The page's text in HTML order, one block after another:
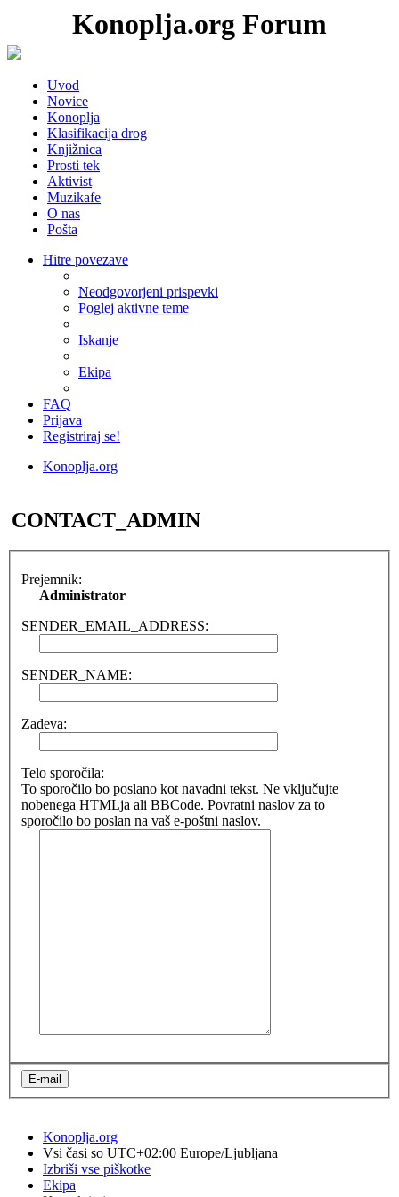
Konoplja.org Forum
Uvod
Novice
Konoplja
Klasifikacija drog
Knjižnica
Prosti tek
Aktivist
Muzikafe
O nas
Pošta
Hitre povezave
Neodgovorjeni prispevki
Poglej aktivne teme
Iskanje
Ekipa
FAQ
Prijava
Registriraj se!
Konoplja.org
CONTACT_ADMIN
Prejemnik:
Administrator
SENDER_EMAIL_ADDRESS:
SENDER_NAME:
Zadeva:
Telo sporočila:
To sporočilo bo poslano kot navadni tekst. Ne vključujte
nobenega HTMLja ali BBCode. Povratni naslov za to
sporočilo bo poslan na vaš e-poštni naslov.
Konoplja.org
Vsi časi so UTC+02:00 Europe/Ljubljana
Izbriši vse piškotke
Ekipa